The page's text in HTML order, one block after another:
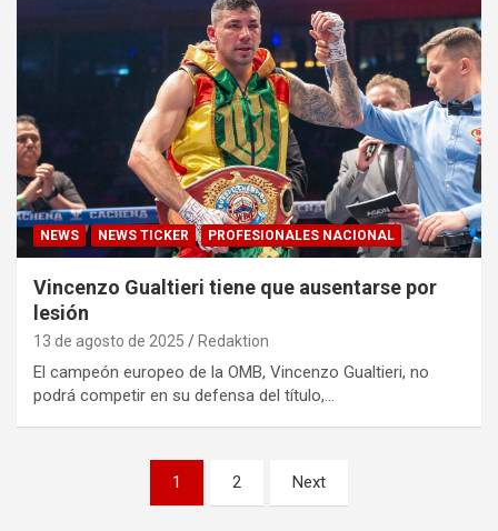
NEWS NEWS TICKER PROFESIONALES NACIONAL
Vincenzo Gualtieri tiene que ausentarse por
lesión
13 de agosto de 2025 Redaktion
El campeón europeo de la OMB, Vincenzo Gualtieri, no
podrá competir en su defensa del título,…
1 2 Next